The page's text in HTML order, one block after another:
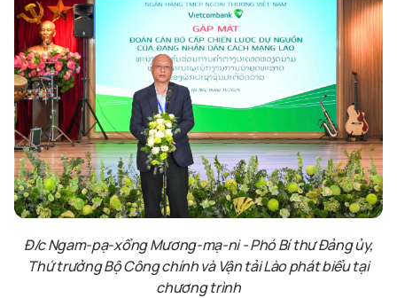
Đ/c Ngam-pạ-xổng Mương-mạ-ni - Phó Bí thư Đảng ủy,
Thứ trưởng Bộ Công chính và Vận tải Lào phát biểu tại
chương trình